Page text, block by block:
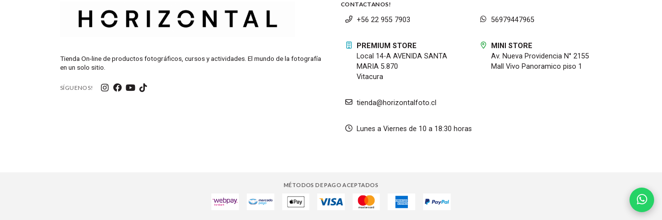
Bolsa de tela con cremallera
Tienda On-line de productos fotográficos, cursos y actividades. El mundo de la fotografía
en un solo sitio.
SÍGUENOS!
CONTACTANOS!
+56 22 955 7903 56979447965
PREMIUM STORE
Local 14-A AVENIDA SANTA
MARIA 5.870
Vitacura
MINI STORE
Av. Nueva Providencia N° 2155
Mall Vivo Panoramico piso 1
tienda@horizontalfoto.cl
Lunes a Viernes de 10 a 18:30 horas
MÉTODOS DE PAGO ACEPTADOS